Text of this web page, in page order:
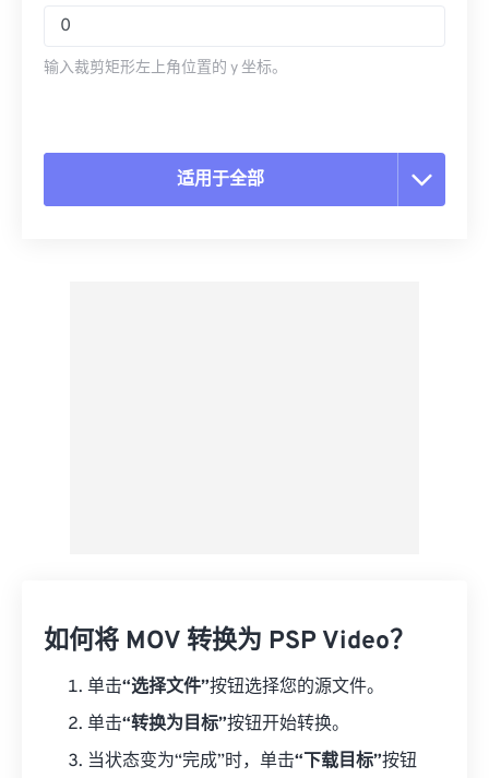
输入裁剪矩形左上角位置的 y 坐标。
适用于全部
如何将 MOV 转换为 PSP Video？
单击“选择文件”按钮选择您的源文件。
单击“转换为目标”按钮开始转换。
当状态变为“完成”时，单击“下载目标”按钮